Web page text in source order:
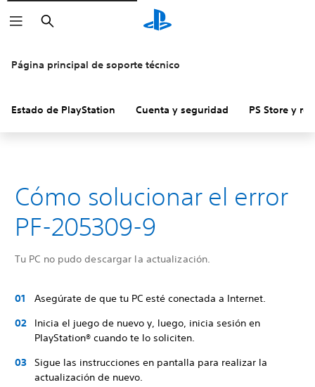
Buscar
Página principal de soporte técnico
Estado de PlayStation Cuenta y seguridad PS Store y
Cómo solucionar el error
PF-205309-9
Tu PC no pudo descargar la actualización.
Asegúrate de que tu PC esté conectada a Internet.
Inicia el juego de nuevo y, luego, inicia sesión en
PlayStation® cuando te lo soliciten.
Sigue las instrucciones en pantalla para realizar la
actualización de nuevo.